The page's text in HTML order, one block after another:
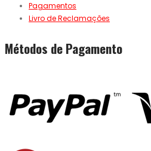
Pagamentos
Livro de Reclamações
Métodos de Pagamento